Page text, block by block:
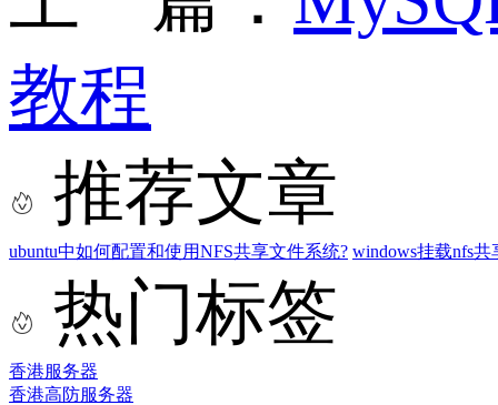
教程
推荐文章
ubuntu中如何配置和使用NFS共享文件系统? windows挂载nfs
热门标签
香港服务器
香港高防服务器